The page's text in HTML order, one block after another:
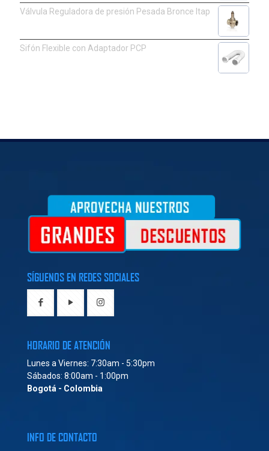
Válvula Reguladora de presión Pesada Bronce Itap
Sifón Flexible con Adaptador PCP
SÍGUENOS EN REDES SOCIALES
HORARIO DE ATENCIÓN
Lunes a Viernes: 7:30am - 5:30pm
Sábados: 8:00am - 1:00pm
Bogotá - Colombia
INFO DE CONTACTO